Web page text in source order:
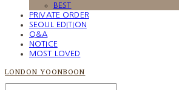
BEST
PRIVATE ORDER
SEOUL EDITION
Q&A
NOTICE
MOST LOVED
LONDON YOONBOON